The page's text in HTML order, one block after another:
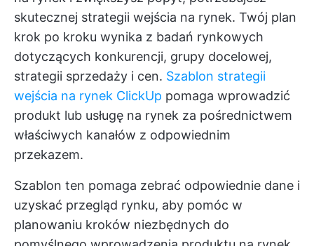
skutecznej strategii wejścia na rynek. Twój plan
krok po kroku wynika z badań rynkowych
dotyczących konkurencji, grupy docelowej,
strategii sprzedaży i cen. Szablon strategii
wejścia na rynek ClickUp pomaga wprowadzić
produkt lub usługę na rynek za pośrednictwem
właściwych kanałów z odpowiednim
przekazem.
Szablon ten pomaga zebrać odpowiednie dane i
uzyskać przegląd rynku, aby pomóc w
planowaniu kroków niezbędnych do